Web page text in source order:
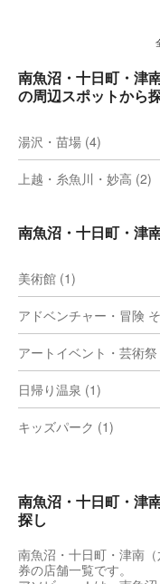
南魚沼・十日町・津
の周辺スポットから
湯沢・苗場 (4)
上越・糸魚川・妙高 (2)
南魚沼・十日町・津
美術館 (1)
アドベンチャー・冒険
アートイベント・芸術
日帰り温泉 (1)
キッズパーク (1)
南魚沼・十日町・津
探し
南魚沼・十日町・津南
券の店舗一覧です。